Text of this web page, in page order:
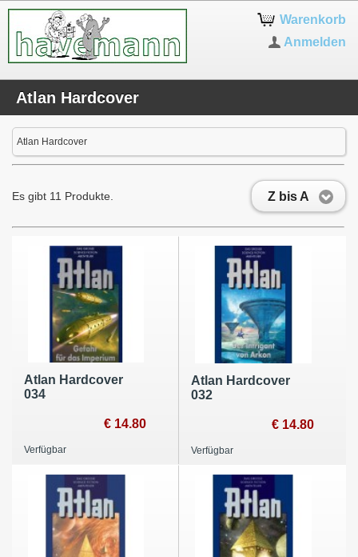
Warenkorb
Anmelden
Atlan Hardcover
Atlan Hardcover
Z bis A
Es gibt 11 Produkte.
Atlan Hardcover
034
€ 14.80
Verfügbar
Atlan Hardcover
032
€ 14.80
Verfügbar